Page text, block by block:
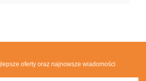
oferty oraz najnowsze wiadomości